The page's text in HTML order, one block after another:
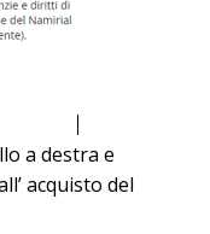
a destra e
acquisto del